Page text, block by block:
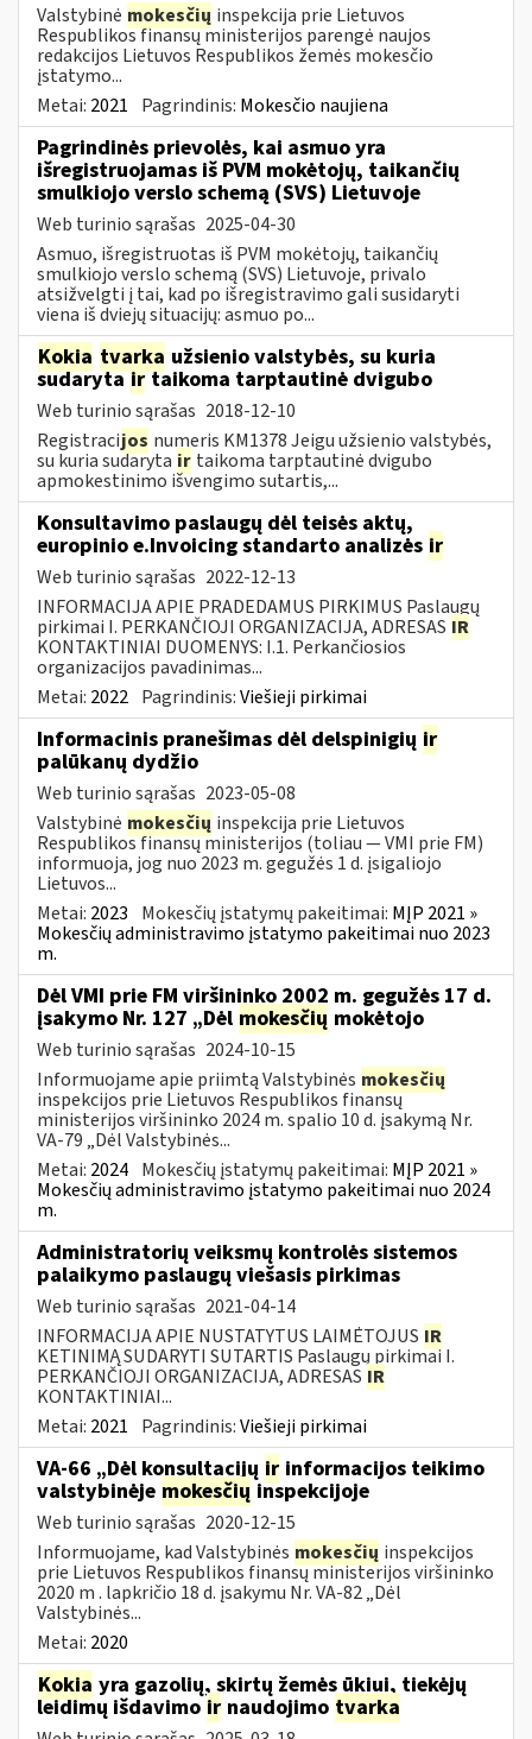
Valstybinė mokesčių inspekcija prie Lietuvos
Respublikos finansų ministerijos parengė naujos
redakcijos Lietuvos Respublikos žemės mokesčio
įstatymo...
Metai: 2021 Pagrindinis: Mokesčio naujiena
Pagrindinės prievolės, kai asmuo yra
išregistruojamas iš PVM mokėtojų, taikančių
smulkiojo verslo schemą (SVS) Lietuvoje
Web turinio sąrašas 2025-04-30
Asmuo, išregistruotas iš PVM mokėtojų, taikančių
smulkiojo verslo schemą (SVS) Lietuvoje, privalo
atsižvelgti į tai, kad po išregistravimo gali susidaryti
viena iš dviejų situacijų: asmuo po...
Kokia tvarka užsienio valstybės, su kuria
sudarytairtaikoma tarptautinė dvigubo
Web turinio sąrašas 2018-12-10
Registracijos numeris KM1378 Jeigu užsienio valstybės,
su kuria sudaryta ir taikoma tarptautinė dvigubo
apmokestinimo išvengimo sutartis,...
Konsultavimo paslaugų dėl teisės aktų,
europinio e.Invoicing standarto analizės ir
Web turinio sąrašas 2022-12-13
INFORMACIJA APIE PRADEDAMUS PIRKIMUS Paslaugų
pirkimai I. PERKANČIOJI ORGANIZACIJA, ADRESAS IR
KONTAKTINIAI DUOMENYS: I.1. Perkančiosios
organizacijos pavadinimas...
Metai: 2022 Pagrindinis:Viešieji pirkimai
Informacinis pranešimas dėl delspinigių ir
palūkanų dydžio
Web turinio sąrašas 2023-05-08
Valstybinė mokesčių inspekcija prie Lietuvos
Respublikos finansų ministerijos (toliau — VMI prie FM)
informuoja, jog nuo 2023 m. gegužės 1 d. įsigaliojo
Lietuvos...
Metai: 2023 Mokesčių įstatymų pakeitimai: MĮP 2021 »
Mokesčių administravimo įstatymo pakeitimai nuo 2023
m.
Dėl VMI prie FM viršininko 2002 m. gegužės 17 d.
įsakymo Nr. 127 „Dėl mokesčių mokėtojo
Web turinio sąrašas 2024-10-15
Informuojame apie priimtą Valstybinės mokesčių
inspekcijos prie Lietuvos Respublikos finansų
ministerijos viršininko 2024 m. spalio 10 d. įsakymą Nr.
VA-79 „Dėl Valstybinės...
Metai: 2024 Mokesčių įstatymų pakeitimai: MĮP 2021 »
Mokesčių administravimo įstatymo pakeitimai nuo 2024
m.
Administratorių veiksmų kontrolės sistemos
palaikymo paslaugų viešasis pirkimas
Web turinio sąrašas 2021-04-14
INFORMACIJA APIE NUSTATYTUS LAIMĖTOJUS IR
KETINIMĄ SUDARYTI SUTARTIS Paslaugų pirkimai I.
PERKANČIOJI ORGANIZACIJA, ADRESAS IR
KONTAKTINIAI...
Metai: 2021 Pagrindinis:Viešieji pirkimai
VA-66 „Dėl konsultacijų ir informacijos teikimo
valstybinėje mokesčių inspekcijoje
Web turinio sąrašas 2020-12-15
Informuojame, kad Valstybinės mokesčių inspekcijos
prie Lietuvos Respublikos finansų ministerijos viršininko
2020 m . lapkričio 18 d. įsakymu Nr. VA-82 „Dėl
Valstybinės...
Metai: 2020
Kokia yra gazolių, skirtų žemės ūkiui, tiekėjų
leidimų išdavimo ir naudojimo tvarka